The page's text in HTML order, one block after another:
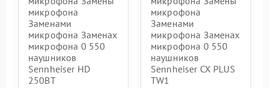
микрофона
Заменами
микрофона Заменах
микрофона 0 550
наушников
Sennheiser HD
250BT
микрофона
Заменами
микрофона Заменах
микрофона 0 550
наушников
Sennheiser CX PLUS
TW1